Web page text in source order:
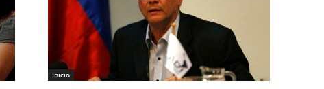
Inicio